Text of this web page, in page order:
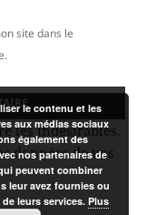
site dans le
les indésirables.
données de vos
le contenu et les
aux médias sociaux
également des
nos partenaires de
peuvent combiner
leur avez fournies ou
leurs services. Plus